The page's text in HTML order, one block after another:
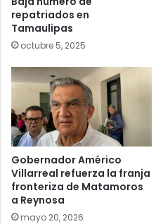
repatriados en
Tamaulipas
octubre 5, 2025
Gobernador Américo
Villarreal refuerza la franja
fronteriza de Matamoros
a Reynosa
mayo 20, 2026